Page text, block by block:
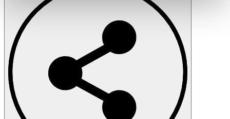
weiteren Daten zusammen, die Sie ihnen bereitgestellt
haben oder die sie im Rahmen Ihrer Nutzung der Dienste
gesammelt haben.
Datenschutzerklärung